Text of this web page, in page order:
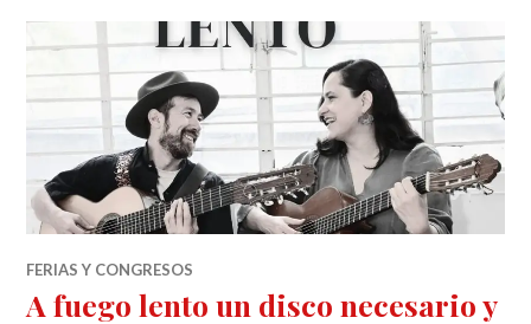
FERIAS Y CONGRESOS
A fuego lento un disco necesario y